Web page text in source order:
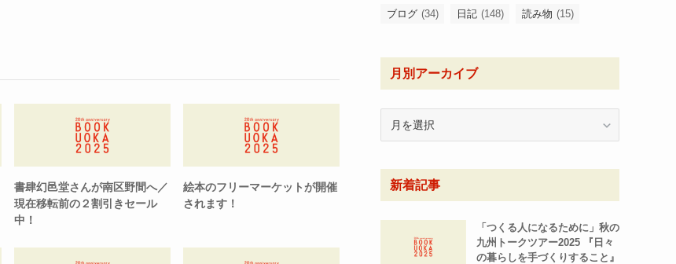
書肆幻邑堂さんが南区野間へ／
現在移転前の２割引きセール
中！
絵本のフリーマーケットが開催
されます！
ブログ (34) 日記 (148) 読み物 (15)
月別アーカイブ
ー
イ
ブ
新着記事
「つくる人になるために」秋の
九州トークツアー2025 『日々
の暮らしを手づくりすること』